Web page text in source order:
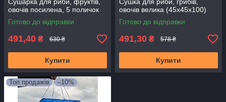
Сушарка для риби, фруктів,
овочів посилена, 5 поличок
Готово до відправки
491,40 ₴ 630 ₴
Купити
Сушка для риби, грибів,
овочів велика (45х45х100)
Готово до відправки
491,30 ₴ 578 ₴
Купити
Топ продажів –10%